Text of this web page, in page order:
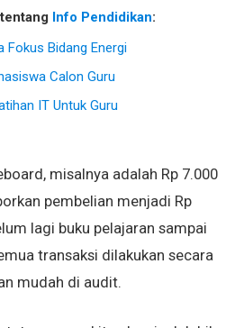
Info Pendidikan:
Fokus Bidang Energi
Calon Guru
IT Untuk Guru
misalnya adalah Rp 7.000
pembelian menjadi Rp
lagi buku pelajaran sampai
transaksi dilakukan secara
mudah di audit.